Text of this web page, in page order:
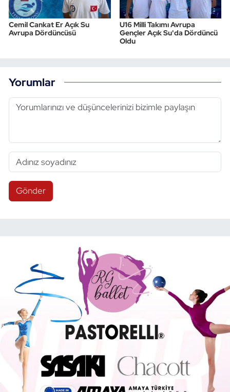
Cemil Cankat Er Açık Su
Avrupa Dördüncüsü
U16 Milli Takımı Avrupa
Gençler Açık Su'da Dördüncü
Oldu
Yorumlar
Gönder